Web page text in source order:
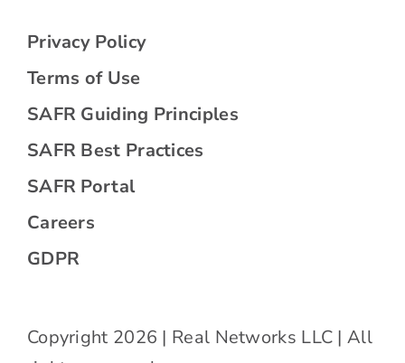
Privacy Policy
Terms of Use
SAFR Guiding Principles
SAFR Best Practices
SAFR Portal
Careers
GDPR
Copyright 2026 | Real Networks LLC | All